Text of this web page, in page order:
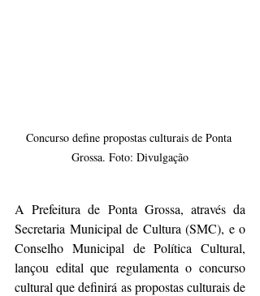
Concurso define propostas culturais de Ponta
Grossa. Foto: Divulgação
A Prefeitura de Ponta Grossa, através da
Secretaria Municipal de Cultura (SMC), e o
Conselho Municipal de Política Cultural,
lançou edital que regulamenta o concurso
cultural que definirá as propostas culturais de